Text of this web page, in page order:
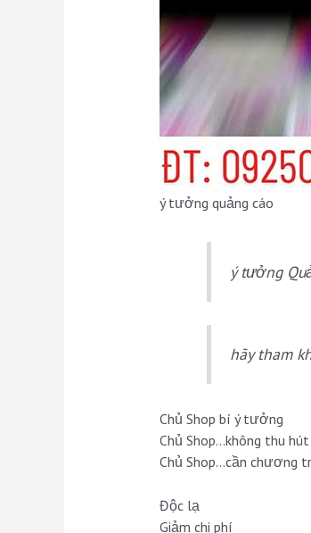
ý tưởng quảng cáo
ý tưởng
hãy tham
Chủ Shop bí ý tưởng
Chủ Shop…không thu
Chủ Shop…cần chương
Độc lạ
Giảm chi phí